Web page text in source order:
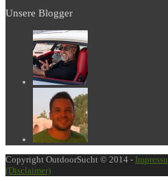
Unsere Blogger
Copyright OutdoorSucht © 2014 -
(Disclaimer)